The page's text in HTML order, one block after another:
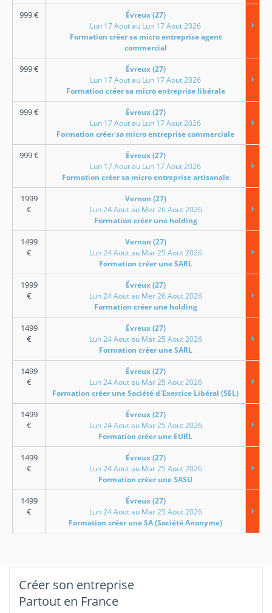
999€
Évreux (27)
Lun 17 Aout au Lun 17 Aout 2026
Formation créer sa micro entreprise agent
commercial
999€
Évreux (27)
Lun 17 Aout au Lun 17 Aout 2026
Formation créer sa micro entreprise libérale
999€
Évreux (27)
Lun 17 Aout au Lun 17 Aout 2026
Formation créer sa micro entreprise commerciale
999€
Évreux (27)
Lun 17 Aout au Lun 17 Aout 2026
Formation créer sa micro entreprise artisanale
1999
€
Vernon (27)
Lun 24 Aout au Mer 26 Aout 2026
Formation créer une holding
1499
€
Vernon (27)
Lun 24 Aout au Mar 25 Aout 2026
Formation créer une SARL
1999
€
Évreux (27)
Lun 24 Aout au Mer 26 Aout 2026
Formation créer une holding
1499
€
Évreux (27)
Lun 24 Aout au Mar 25 Aout 2026
Formation créer une SARL
1499
€
Évreux (27)
Lun 24 Aout au Mar 25 Aout 2026
Formation créer une Société d'Exercice Libéral (SEL)
1499
€
Évreux (27)
Lun 24 Aout au Mar 25 Aout 2026
Formation créer une EURL
1499
€
Évreux (27)
Lun 24 Aout au Mar 25 Aout 2026
Formation créer une SASU
1499
€
Évreux (27)
Lun 24 Aout au Mar 25 Aout 2026
Formation créer une SA (Société Anonyme)
Créer son entreprise
Partout en France